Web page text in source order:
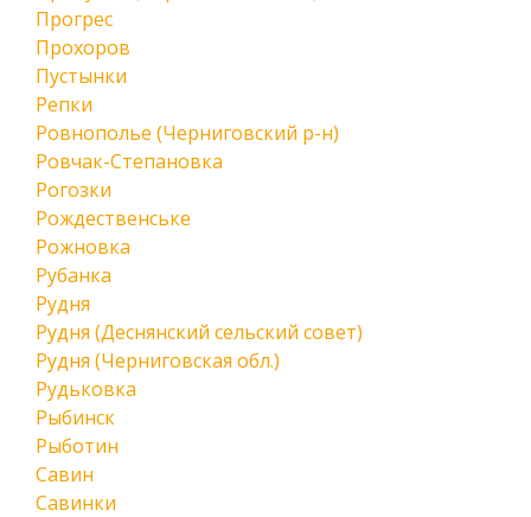
Прогрес
Прохоров
Пустынки
Репки
Ровнополье (Черниговский р-н)
Ровчак-Степановка
Рогозки
Рождественське
Рожновка
Рубанка
Рудня
Рудня (Деснянский сельский совет)
Рудня (Черниговская обл.)
Рудьковка
Рыбинск
Рыботин
Савин
Савинки